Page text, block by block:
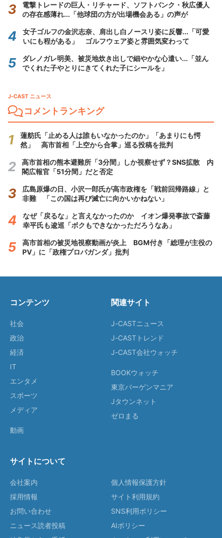
電撃トレードの巨人・リチャード、ソフトバンク・秋広優人
の存在感薄れ...「他球団の方が出場機会ある」の声が
女子ゴルフの金沢志奈、肩出し白ノースリ姿に反響...「可愛
いにも程がある」 ゴルフウェア姿と雰囲気変わって
ダレノガレ明美、被災地炊き出しで細やかな心遣い...「並ん
でくれた子やとりにきてくれた子にシールを」
J-CAST ニュース
コメントランキング
蓮舫氏「止める人は誰もいなかったのか」「あまりにも愕
然」 高市首相「上空から合掌」巡る投稿を批判
高市首相の熊本避難所「3分間」しか視察せず？SNS拡散 内
閣広報官「51分間」だと否定
広島原爆の日、小沢一郎氏が高市政権を「戦前回帰路線」と
非難 「この国は再び滅亡に向かいかねない」
なぜ「戻るな」と言えなかったのか イオン爆発事故で斎藤
幸平氏も逡巡「ボクもできなかっただろうなあ」
高市首相の被災地視察動画が炎上 BGM付き「総理が主役の
PV」に「政権プロパガンダ」批判
コンテンツ
社会
政治
経済
IT
エンタメ
スポーツ
メディア
動画
関連サイト
J-CASTニュース
J-CASTトレンド
J-CAST会社ウォッチ
BOOKウォッチ
東京バーゲンマニア
Jタウンネット
ゼロまる
サイトについて
会社案内
採用情報
お問い合わせ
ニュース読者投稿
個人情報保護方針
サイト利用規約
SNS利用ポリシー
AIポリシー